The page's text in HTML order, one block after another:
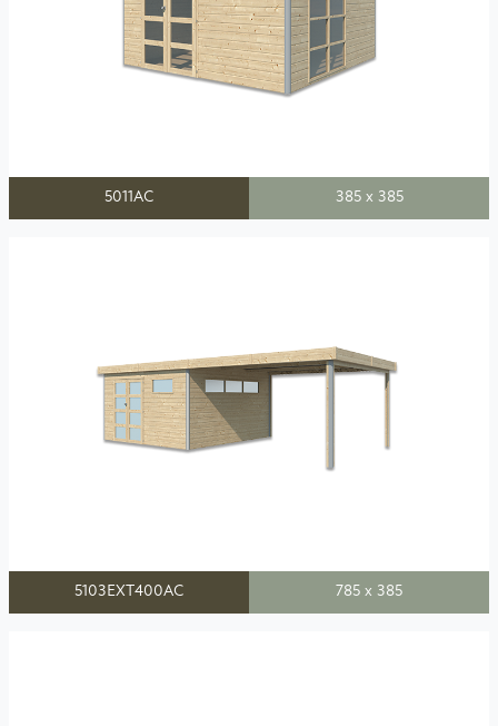
5011AC 385 x 385
5103EXT400AC 785 x 385